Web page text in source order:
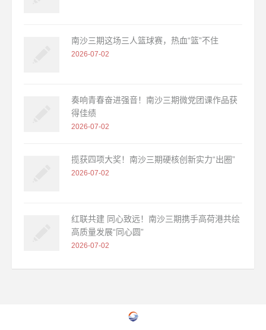
南沙三期这场三人篮球赛，热血“篮”不住
2026-07-02
奏响青春奋进强音！南沙三期微党团课作品获
得佳绩
2026-07-02
揽获四项大奖！南沙三期硬核创新实力“出圈”
2026-07-02
红联共建 同心致远！南沙三期携手高荷港共绘
高质量发展“同心圆”
2026-07-02